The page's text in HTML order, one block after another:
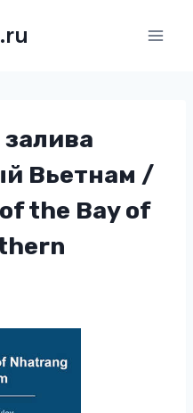
Вьетнам /
the Bay of